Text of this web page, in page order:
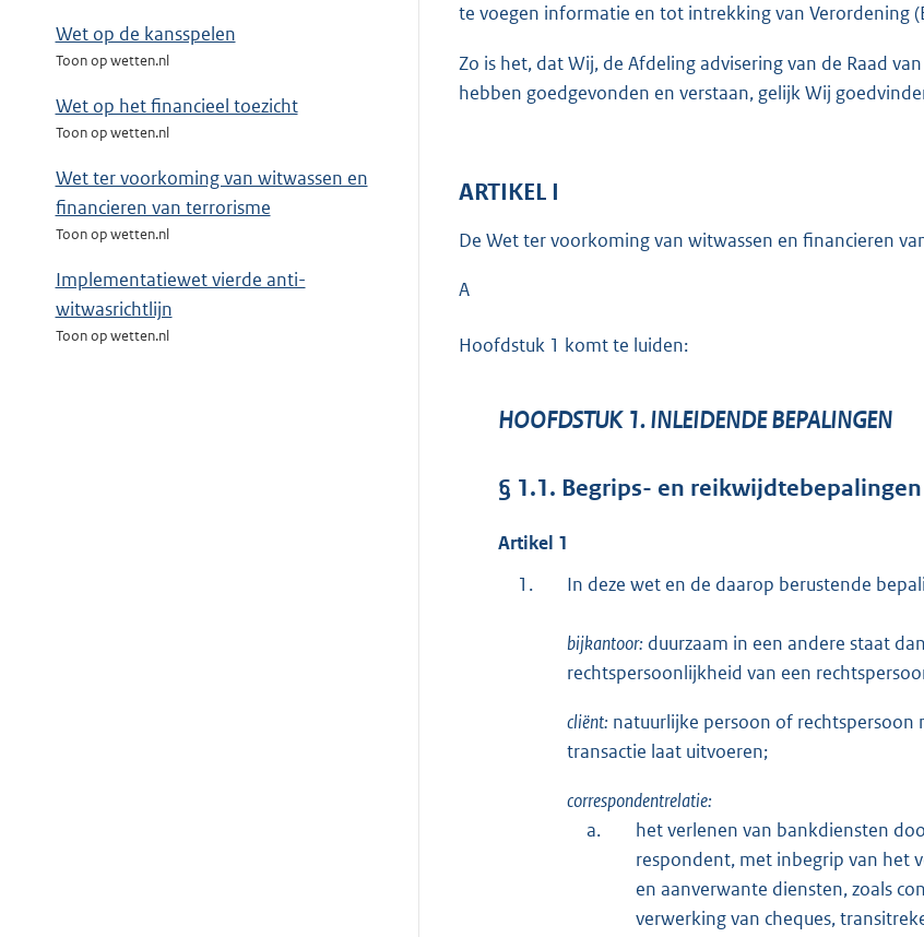
Wet op de kansspelen
Toon op wetten.nl
Wet op het financieel toezicht
Toon op wetten.nl
Wet ter voorkoming van witwassen en
financieren van terrorisme
Toon op wetten.nl
Implementatiewet vierde anti-
witwasrichtlijn
Toon op wetten.nl
te voegen informatie en tot intrekking van Verordening
Zo is het, dat Wij, de Afdeling advisering van de Raad
hebben goedgevonden en verstaan, gelijk Wij
ARTIKEL I
De Wet ter voorkoming van witwassen en financieren
A
Hoofdstuk 1 komt te luiden:
HOOFDSTUK 1. INLEIDENDE BEPALINGEN
§ 1.1. Begrips- en reikwijdtebepalingen
Artikel 1
1.
In deze wet en de daarop berustende
bijkantoor: duurzaam in een andere staat
rechtspersoonlijkheid van een
cliënt: natuurlijke persoon of rechtspersoon
transactie laat uitvoeren;
correspondentrelatie:
a.
het verlenen van bankdiensten
respondent, met inbegrip van het
en aanverwante diensten, zoals
verwerking van cheques,